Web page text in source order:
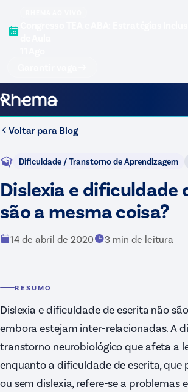
Voltar para Blog
Dificuldade / Transtorno de Aprendizagem
Dislexia e dificuldade
são a mesma coisa?
14 de abril de 2020 3 min de leitura
RESUMO
Dislexia e dificuldade de escrita não
embora estejam inter-relacionadas. A
transtorno neurobiológico que afeta a
enquanto a dificuldade de escrita, que
ou sem dislexia, refere-se a problemas